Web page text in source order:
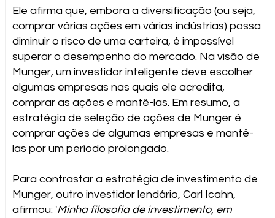
Ele afirma que, embora a diversificação (ou seja,
comprar várias ações em várias indústrias) possa
diminuir o risco de uma carteira, é impossível
superar o desempenho do mercado. Na visão de
Munger, um investidor inteligente deve escolher
algumas empresas nas quais ele acredita,
comprar as ações e mantê-las. Em resumo, a
estratégia de seleção de ações de Munger é
comprar ações de algumas empresas e mantê-
las por um período prolongado.
Para contrastar a estratégia de investimento de
Munger, outro investidor lendário, Carl Icahn,
afirmou: 'Minha filosofia de investimento, em